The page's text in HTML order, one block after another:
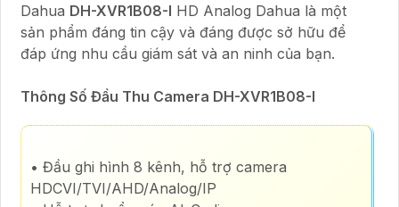
Dahua DH-XVR1B08-I HD Analog Dahua là một
sản phẩm đáng tin cậy và đáng được sở hữu để
đáp ứng nhu cầu giám sát và an ninh của bạn.
Thông Số Đầu Thu Camera DH-XVR1B08-I
• Đầu ghi hình 8 kênh, hỗ trợ camera
HDCVI/TVI/AHD/Analog/IP